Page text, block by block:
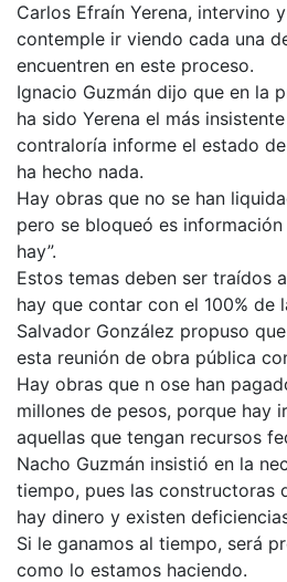
Carlos Efraín Yerena, intervino
contemple ir viendo cada una
encuentren en este proceso.
Ignacio Guzmán dijo que en la
ha sido Yerena el más
contraloría informe el estado
ha hecho nada.
Hay obras que no se han
pero se bloqueó es información
hay”.
Estos temas deben ser traídos
hay que contar con el 100% de
Salvador González propuso
esta reunión de obra pública
Hay obras que n ose han
millones de pesos, porque hay
aquellas que tengan recursos
Nacho Guzmán insistió en la
tiempo, pues las constructoras
hay dinero y existen
Si le ganamos al tiempo, será
como lo estamos haciendo.